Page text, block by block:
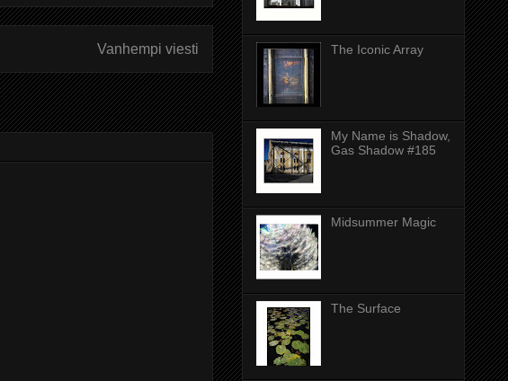
Vanhempi viesti The Iconic Array
My Name is Shadow,
Gas Shadow #185
Midsummer Magic
The Surface